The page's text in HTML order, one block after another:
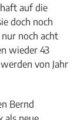
auf die
doch noch
noch acht
wieder 43
von Jahr
Bernd